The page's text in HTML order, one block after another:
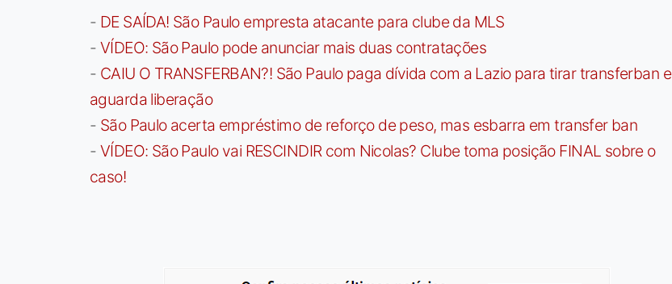
- DE SAÍDA! São Paulo empresta atacante para clube da MLS
- VÍDEO: São Paulo pode anunciar mais duas contratações
- CAIU O TRANSFERBAN?! São Paulo paga dívida com a Lazio para tirar transferban e
aguarda liberação
- São Paulo acerta empréstimo de reforço de peso, mas esbarra em transfer ban
- VÍDEO: São Paulo vai RESCINDIR com Nicolas? Clube toma posição FINAL sobre o
caso!